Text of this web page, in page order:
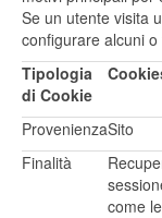
Se un utente visita
configurare alcuni
Tipologia
di Cookie
ProvenienzaSito
Finalità
come